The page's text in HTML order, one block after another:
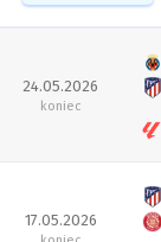
24.05.2026
koniec
17.05.2026